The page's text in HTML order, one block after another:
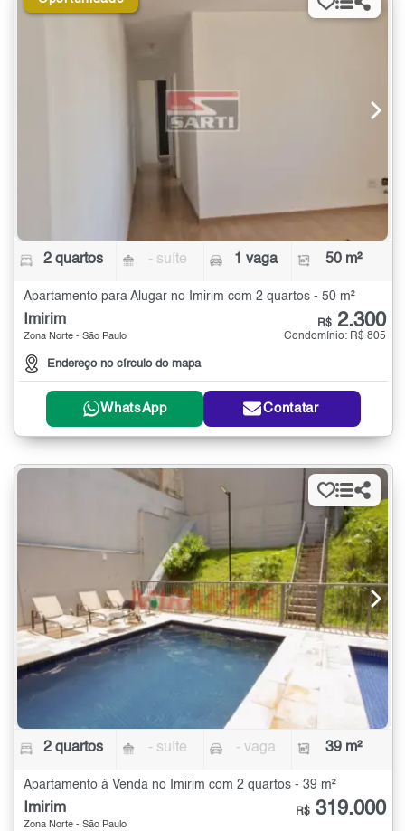
2 quartos - suíte 1 vaga 50 m²
Apartamento para Alugar no Imirim com 2 quartos - 50 m²
Imirim
Zona Norte - São Paulo
Endereço no círculo do mapa
R$ 2.300
Condomínio: R$ 805
WhatsApp Contatar
2 quartos - suíte - vaga 39 m²
Apartamento à Venda no Imirim com 2 quartos - 39 m²
Imirim
Zona Norte - São Paulo
R$ 319.000